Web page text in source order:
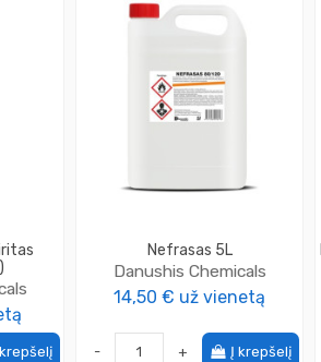
Nefrasas 5L
Danushis Chemicals
14,50 € už vienetą
- + Į krepšelį